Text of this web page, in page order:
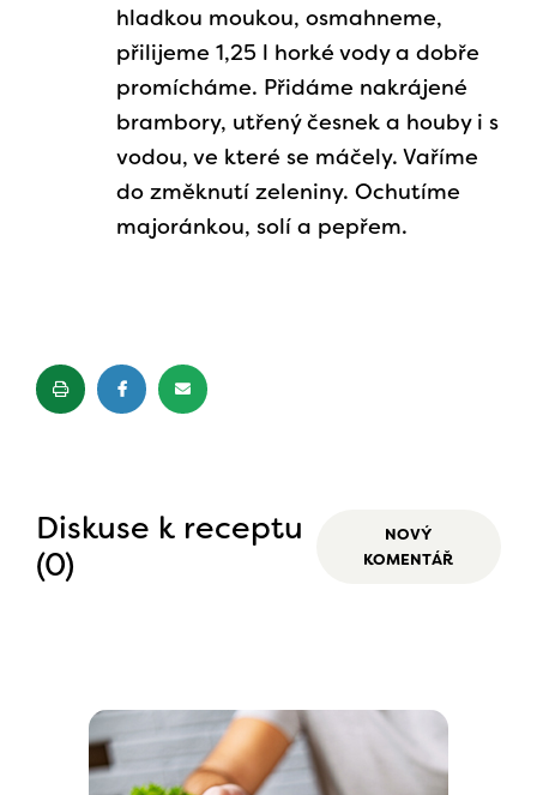
hladkou moukou, osmahneme,
přilijeme 1,25 l horké vody a dobře
promícháme. Přidáme nakrájené
brambory, utřený česnek a houby i s
vodou, ve které se máčely. Vaříme
do změknutí zeleniny. Ochutíme
majoránkou, solí a pepřem.
Diskuse k receptu
(0)
NOVÝ
KOMENTÁŘ